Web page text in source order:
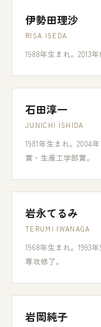
伊勢田理沙
RISA ISEDA
1988年生まれ。2013
石田淳一
JUNICHI ISHIDA
1981年生まれ。2004
賞・生産工学部賞。
岩永てるみ
TERUMI IWANAGA
1968年生まれ。1993
専攻修了。
岩岡純子